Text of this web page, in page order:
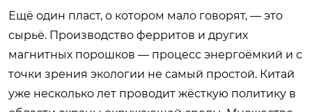
Ещё один пласт, о котором мало говорят, — это
сырьё. Производство ферритов и других
магнитных порошков — процесс энергоёмкий и с
точки зрения экологии не самый простой. Китай
уже несколько лет проводит жёсткую политику в